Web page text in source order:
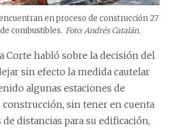
en proceso de construcción 27
combustibles. Foto: Andrés Catalán.
Corte habló sobre la decisión del
sin efecto la medida cautelar
algunas estaciones de
construcción, sin tener en cuenta
distancias para su edificación,